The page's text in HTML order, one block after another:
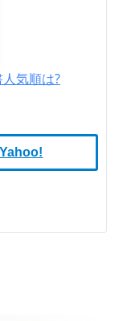
気順は?
Yahoo!